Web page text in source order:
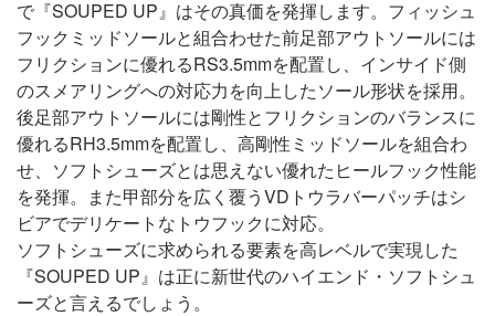
で『SOUPED UP』はその真価を発揮します。フィッシュ
フックミッドソールと組合わせた前足部アウトソールには
フリクションに優れるRS3.5mmを配置し、インサイド側
のスメアリングへの対応力を向上したソール形状を採用。
後足部アウトソールには剛性とフリクションのバランスに
優れるRH3.5mmを配置し、高剛性ミッドソールを組合わ
せ、ソフトシューズとは思えない優れたヒールフック性能
を発揮。また甲部分を広く覆うVDトウラバーパッチはシ
ビアでデリケートなトウフックに対応。
ソフトシューズに求められる要素を高レベルで実現した
『SOUPED UP』は正に新世代のハイエンド・ソフトシュ
ーズと言えるでしょう。